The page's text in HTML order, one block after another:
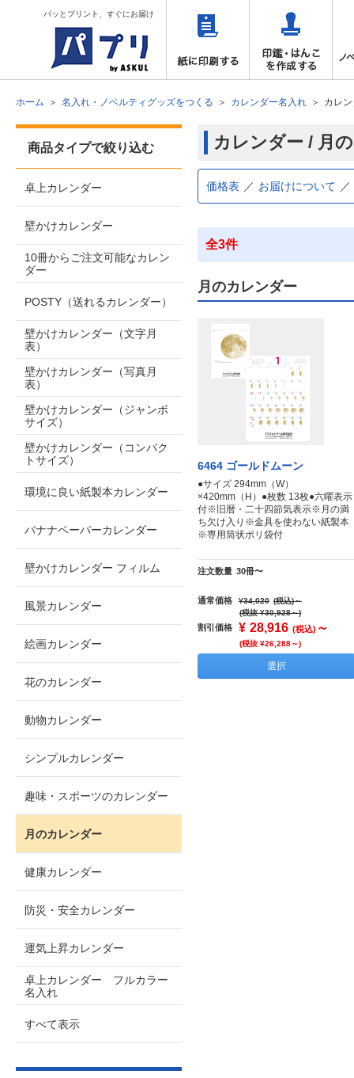
パッとプリント、すぐにお届け
ホーム 名入れ・ノベルティグッズをつくる カレンダー名入れ カレ
カレンダー / 月
価格表 お届けについて
全3件
月のカレンダー
6464 ゴールドムーン
●サイズ 294mm（W）
×420mm（H）●枚数 13枚●六曜表示
付※旧暦・二十四節気表示※月の満
ち欠け入り※金具を使わない紙製本
※専用筒状ポリ袋付
注文数量 30冊〜
通常価格 ¥34,020 (税込)～
(税抜 ¥30,928～)
割引価格 ¥ 28,916 (税込) ～
(税抜 ¥26,288～)
選択
商品タイプで絞り込む
卓上カレンダー
壁かけカレンダー
10冊からご注文可能なカレン
ダー
POSTY（送れるカレンダー）
壁かけカレンダー（文字月
表）
壁かけカレンダー（写真月
表）
壁かけカレンダー（ジャンボ
サイズ）
壁かけカレンダー（コンパク
トサイズ）
環境に良い紙製本カレンダー
バナナペーパーカレンダー
壁かけカレンダー フィルム
風景カレンダー
絵画カレンダー
花のカレンダー
動物カレンダー
シンプルカレンダー
趣味・スポーツのカレンダー
月のカレンダー
健康カレンダー
防災・安全カレンダー
運気上昇カレンダー
卓上カレンダー フルカラー
名入れ
すべて表示